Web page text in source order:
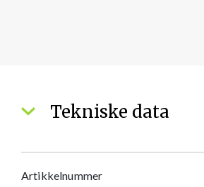
Tekniske data
Artikkelnummer